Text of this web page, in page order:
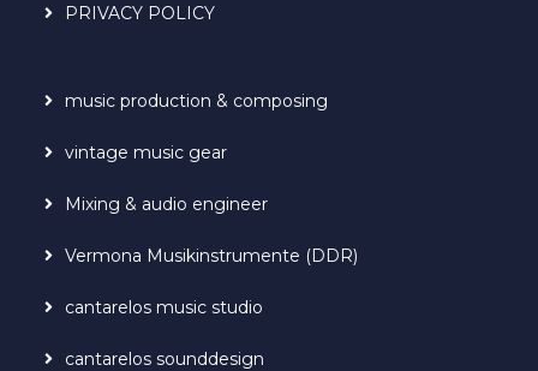
PRIVACY POLICY
music production & composing
vintage music gear
Mixing & audio engineer
Vermona Musikinstrumente (DDR)
cantarelos music studio
cantarelos sounddesign